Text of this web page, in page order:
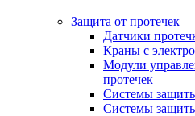
Защита от протечек
Датчики
Краны с
Модули
протечек
Системы
Системы